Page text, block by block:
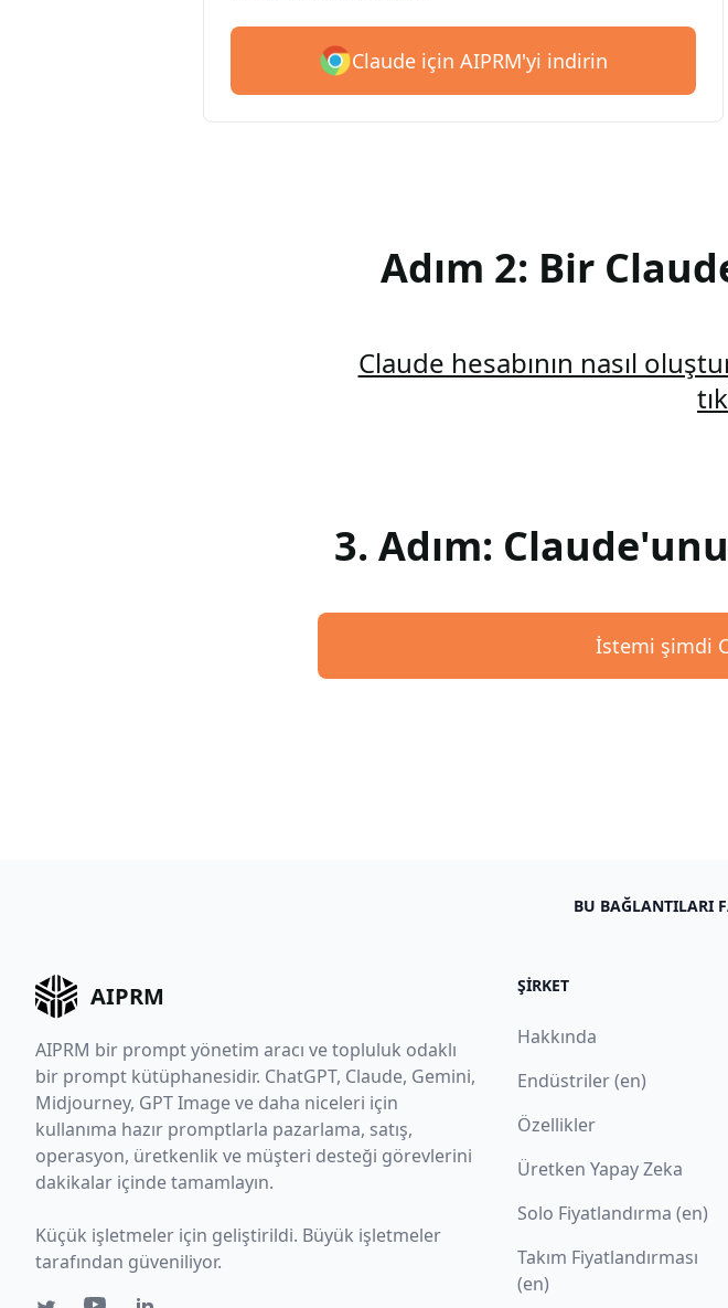
Claude için AIPRM'yi indirin
Adım 2: Bir
Claude hesabının nasıl
3. Adım:
İstemi şimdi
BU BAĞLANTILARI
AIPRM
AIPRM bir prompt yönetim aracı ve topluluk odaklı
bir prompt kütüphanesidir. ChatGPT, Claude, Gemini,
Midjourney, GPT Image ve daha niceleri için
kullanıma hazır promptlarla pazarlama, satış,
operasyon, üretkenlik ve müşteri desteği görevlerini
dakikalar içinde tamamlayın.
Küçük işletmeler için geliştirildi. Büyük işletmeler
tarafından güveniliyor.
ŞIRKET
Hakkında
Endüstriler (en)
Özellikler
Üretken Yapay Zeka
Solo Fiyatlandırma (en)
Takım Fiyatlandırması
(en)